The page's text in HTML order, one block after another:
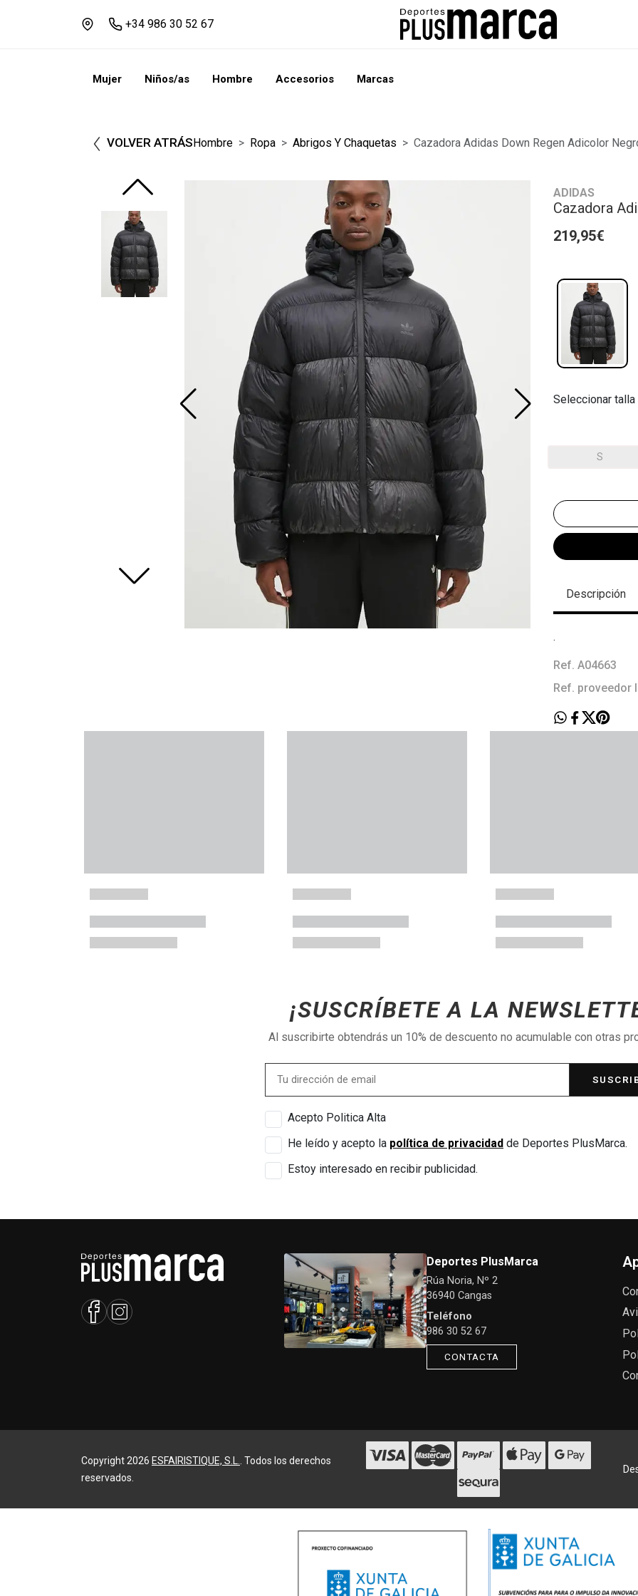
+34 986 30 52 67
Mujer Niños/as Hombre Accesorios Marcas
VOLVER ATRÁSHombre Ropa Abrigos Y Chaquetas Cazadora Adidas Down Regen Adicolor
ADIDAS
Cazadora
219,95€
Seleccionar talla
S
Descripción
.
Ref. A04663
Ref. proveedor
¡SUSCRÍBETE A LA
Al suscribirte obtendrás un 10% de descuento no acumulable con otras
Acepto Politica Alta
He leído y acepto la política de privacidad de Deportes PlusMarca.
Estoy interesado en recibir publicidad.
Deportes PlusMarca
Rúa Noria, Nº 2
36940 Cangas
Teléfono
986 30 52 67
CONTACTA
Copyright 2026 ESFAIRISTIQUE, S.L.
. Todos los derechos
reservados.